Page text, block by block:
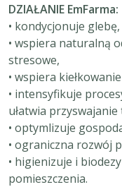
DZIAŁANIE EmFarma:
• kondycjonuje glebę,
• wspiera naturalną
stresowe,
• wspiera
• intensyfikuje
ułatwia
• optymlizuje
• ograniczna rozwój
• higienizuje i
pomieszczenia.